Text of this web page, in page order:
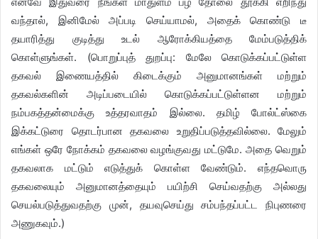
வந்தால், இனிமேல் அப்படி செய்யாமல், அதைக் கொண்டு டீ
தயாரித்து குடித்து உடல் ஆரோக்கியத்தை மேம்படுத்திக்
கொள்ளுங்கள். (பொறுப்புத் துறப்பு: மேலே கொடுக்கப்பட்டுள்ள
தகவல் இணையத்தில் கிடைக்கும் அனுமானங்கள் மற்றும்
தகவல்களின் அடிப்படையில் கொடுக்கப்பட்டுள்ளன மற்றும்
நம்பகத்தன்மைக்கு உத்தரவாதம் இல்லை. தமிழ் போல்ட்ஸ்கை
இக்கட்டுரை தொடர்பான தகவலை உறுதிப்படுத்தவில்லை. மேலும்
எங்கள் ஒரே நோக்கம் தகவலை வழங்குவது மட்டுமே. அதை வெறும்
தகவலாக மட்டும் எடுத்துக் கொள்ள வேண்டும். எந்தவொரு
தகவலையும் அனுமானத்தையும் பயிற்சி செய்வதற்கு அல்லது
செயல்படுத்துவதற்கு முன், தயவுசெய்து சம்பந்தப்பட்ட நிபுணரை
அணுகவும்.)